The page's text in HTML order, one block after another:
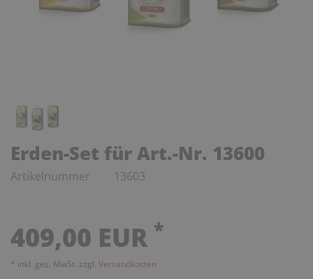
Erden-Set für Art.-Nr. 13600
Artikelnummer 13603
409,00 EUR *
* inkl. ges. MwSt. zzgl. Versandkosten